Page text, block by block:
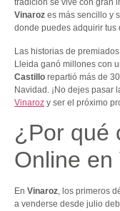
tradición se vive con gran
Vinaroz es más sencillo y
donde puedes adquirir tus
Las historias de
Lleida ganó millones con
Castillo repartió más de
Navidad. ¡No dejes pasar
Vinaroz y ser el próximo
¿Por qué
Online en
En Vinaroz, los primeros
a venderse desde julio